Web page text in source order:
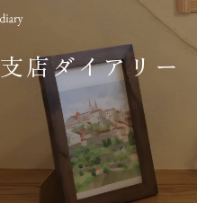
支店ダイアリー